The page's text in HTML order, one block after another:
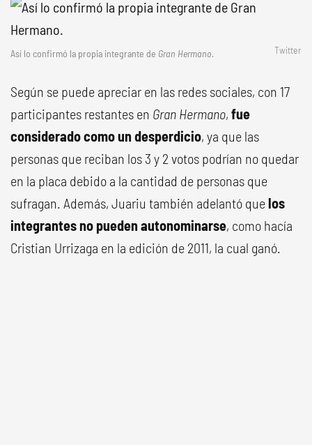
Así lo confirmó la propia integrante de Gran Hermano. Twitter
Según se puede apreciar en las redes sociales, con 17
participantes restantes en Gran Hermano, fue
considerado como un desperdicio, ya que las
personas que reciban los 3 y 2 votos podrían no quedar
en la placa debido a la cantidad de personas que
sufragan. Además, Juariu también adelantó quelos
integrantes no pueden autonominarse, como hacía
Cristian Urrizaga en la edición de 2011, la cual ganó.